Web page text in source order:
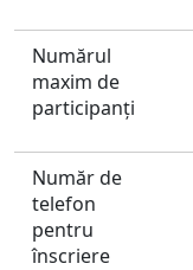
Numărul
maxim de
participanți
Număr de
telefon
pentru
înscriere